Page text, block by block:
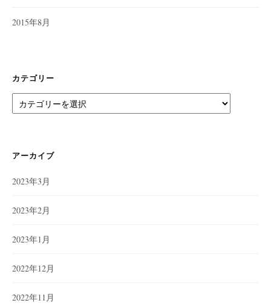
2015年8月
カテゴリー
テ
ー
アーカイブ
2023年3月
2023年2月
2023年1月
2022年12月
2022年11月